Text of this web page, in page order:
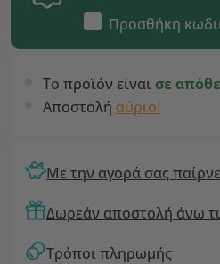
Προσθήκη
Το προϊόν είναι σε
Αποστολή αύριο!
Με την αγορά σας
Δωρεάν αποστολή άνω
Τρόποι πληρωμής